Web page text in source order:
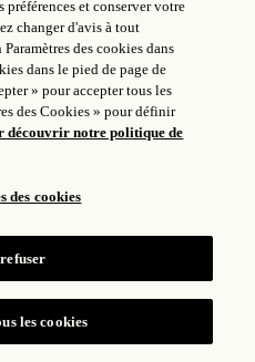
17035714
31010102004896
GROUP © 2026
et conserver votre
changer d'avis à tout
des cookies dans
dans le pied de page de
» pour accepter tous les
des Cookies » pour définir
découvrir notre politique de
des cookies
les cookies